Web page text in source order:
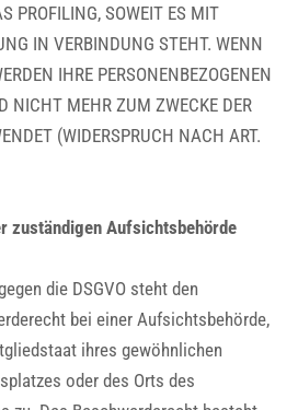
PROFILING, SOWEIT ES MIT
IN VERBINDUNG STEHT. WENN
IHRE PERSONENBEZOGENEN
NICHT MEHR ZUM ZWECKE DER
(WIDERSPRUCH NACH ART.
zuständigen Aufsichts­behörde
die DSGVO steht den
bei einer Aufsichtsbehörde,
ihres gewöhnlichen
oder des Orts des